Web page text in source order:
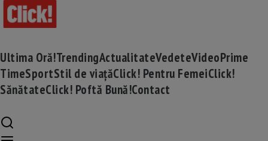
Ultima Oră!TrendingActualitateVedeteVideoPrime
TimeSportStil de viațăClick! Pentru FemeiClick!
SănătateClick! Poftă Bună!Contact